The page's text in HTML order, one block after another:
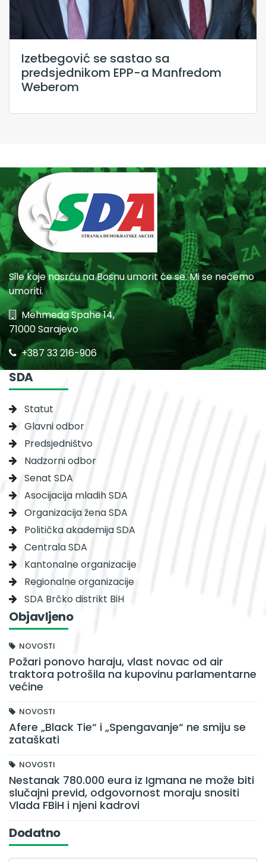
Izetbegović se sastao sa
predsjednikom EPP-a Manfredom
Weberom
Sile koje nasrću na Bosnu umorit će se. Mi se nećemo
umoriti.
Mehmeda Spahe 14,
71000 Sarajevo
+387 33 216-906
SDA
Statut
Glavni odbor
Predsjedništvo
Nadzorni odbor
Senat SDA
Asocijacija mladih SDA
Organizacija žena SDA
Politička akademija SDA
Centrala SDA
Kantonalne organizacije
Regionalne organizacije
SDA Brčko distrikt BiH
Objavljeno
NOVOSTI
Požari ponovo haraju, vlast novac od air
traktora potrošila na kupovinu parlamentarne
većine
NOVOSTI
Afere „Black Tie“ i „Spengavanje“ ne smiju se
zataškati
NOVOSTI
Nestanak 780.000 eura iz Igmana ne može biti
slučajni previd, odgovornost moraju snositi
Vlada FBiH i njeni kadrovi
Dodatno